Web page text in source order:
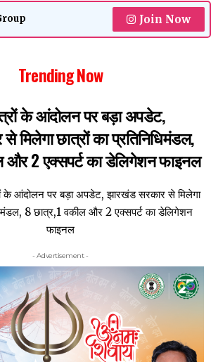
Join Now
Trending Now
के आंदोलन पर बड़ा अपडेट,
मिलेगा छात्रों का प्रतिनिधिमंडल,
और 2 एक्सपर्ट का डेलिगेशन फाइनल
- Advertisement -